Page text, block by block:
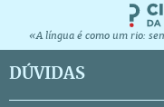
«A língua é como um rio:
DÚVIDAS